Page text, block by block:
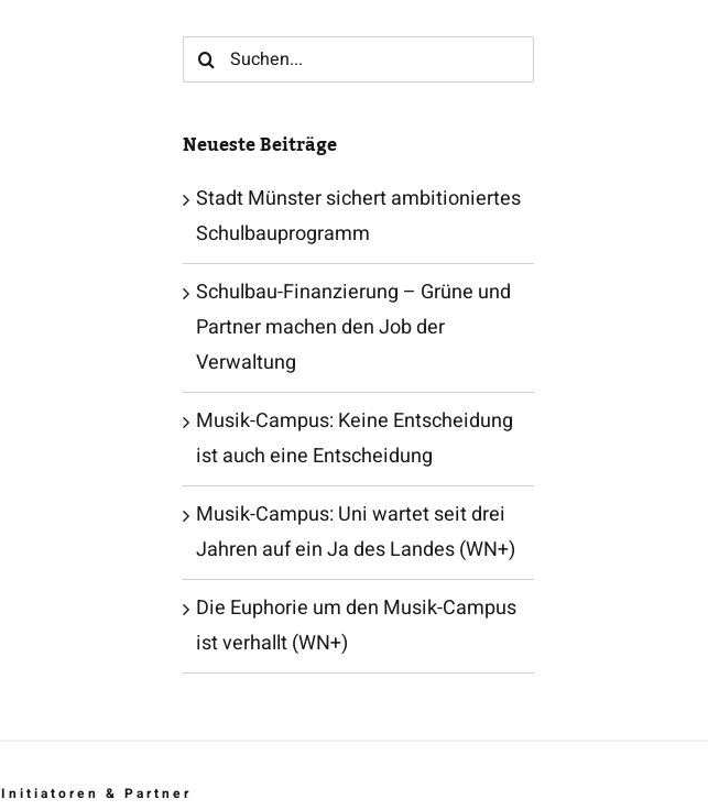
Suche
nach:
Neueste Beiträge
Stadt Münster sichert ambitioniertes
Schulbauprogramm
Schulbau-Finanzierung – Grüne und
Partner machen den Job der
Verwaltung
Musik-Campus: Keine Entscheidung
ist auch eine Entscheidung
Musik-Campus: Uni wartet seit drei
Jahren auf ein Ja des Landes (WN+)
Die Euphorie um den Musik-Campus
ist verhallt (WN+)
Initiatoren & Partner